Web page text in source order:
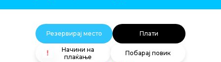
Резервирај место Плати
Начини на
плаќање
Побарај повик